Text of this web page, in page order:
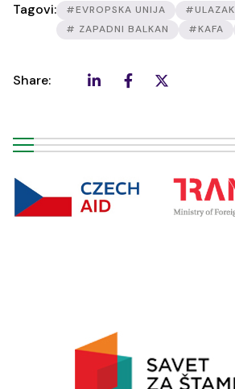
Tagovi: #EVROPSKA UNIJA
#ULAZAK
# ZAPADNI BALKAN
#KAFA
Share: